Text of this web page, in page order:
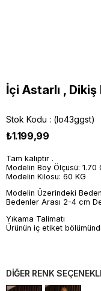
İçi Astarlı ,
Stok Kodu (lo43ggst)
₺1.199,99
Tam kalıptır .
Modelin Boy Ölçüsü: 1.70
Modelin Kilosu: 60 KG
Modelin Üzerindeki
Bedenler Arası 2-4 cm
Yıkama Talimatı
Ürünün iç etiket
DİĞER RENK